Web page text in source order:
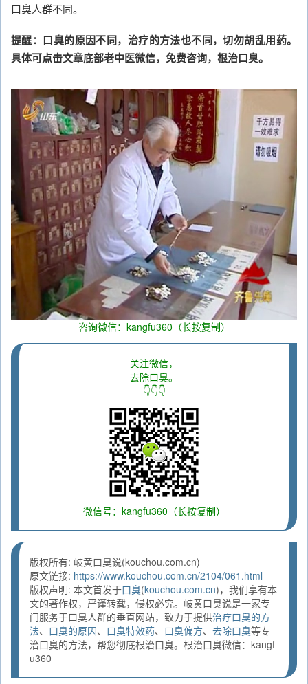
口臭人群不同。
提醒：口臭的原因不同，治疗的方法也不同，切勿胡乱用药。
具体可点击文章底部老中医微信，免费咨询，根治口臭。
咨询微信：kangfu360（长按复制）
关注微信，
去除口臭。
👇👇👇
微信号：kangfu360（长按复制）
版权所有: 岐黄口臭说(kouchou.com.cn)
原文链接: https://www.kouchou.com.cn/2104/061.html
版权声明: 本文首发于口臭(kouchou.com.cn)，我们享有本
文的著作权，严谨转载，侵权必究。岐黄口臭说是一家专
门服务于口臭人群的垂直网站，致力于提供治疗口臭的方
法、 口臭的原因、 口臭特效药、 口臭偏方、 去除口臭等专
治口臭的方法，帮您彻底根治口臭。根治口臭微信：kangf
u360